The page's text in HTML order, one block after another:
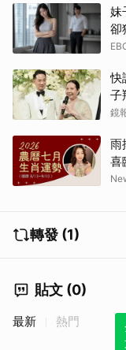
妹
卻
快
子
鏡
雨
喜
轉發 (1)
貼文 (0)
最新 熱門